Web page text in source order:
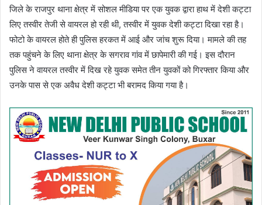
जिले के राजपुर थाना क्षेत्र में सोशल मीडिया पर एक युवक द्वारा हाथ में देशी कट्टा
लिए तस्वीर तेजी से वायरल हो रही थी, तस्वीर में युवक देशी कट्टा दिखा रहा है।
फोटो के वायरल होते ही पुलिस हरकत में आई और जांच शुरू दिया। मामले की तह
तक पहुंचने के लिए थाना क्षेत्र के सगराव गांव में छापेमारी की गई। इस दौरान
पुलिस ने वायरल तस्वीर में दिख रहे युवक समेत तीन युवकों को गिरफ्तार किया और
उनके पास से एक अवैध देशी कट्टा भी बरामद किया गया है।